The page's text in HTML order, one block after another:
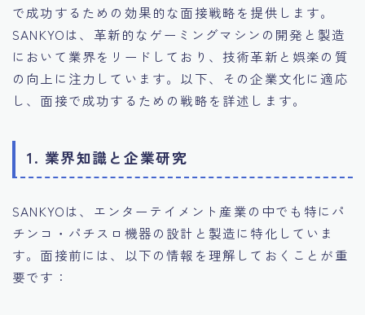
で成功するための効果的な面接戦略を提供します。
SANKYOは、革新的なゲーミングマシンの開発と製造
において業界をリードしており、技術革新と娯楽の質
の向上に注力しています。以下、その企業文化に適応
し、面接で成功するための戦略を詳述します。
1. 業界知識と企業研究
SANKYOは、エンターテイメント産業の中でも特にパ
チンコ・パチスロ機器の設計と製造に特化していま
す。面接前には、以下の情報を理解しておくことが重
要です：